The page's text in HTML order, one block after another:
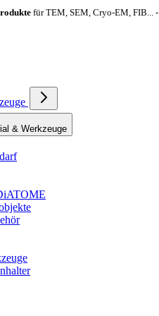
für TEM, SEM, Cryo-EM, FIB... -
& Werkzeuge